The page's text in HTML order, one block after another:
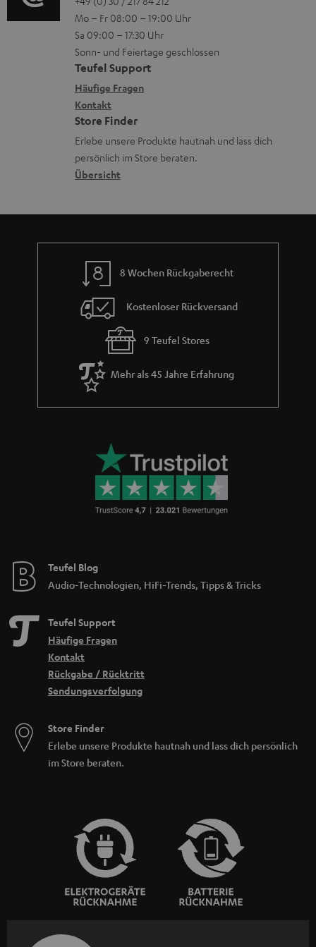
n
.
l
i
n
k
s
.
t
i
e
h
e
n
z
u
r
G
a
r
a
n
i
e
e
r
ä
t
e
R
ü
c
k
a
h
m
-
L
e
x
i
k
o
n
o
n
t
a
k
t
d
a
t
n
Mo – Fr 08:00 – 19:00 Uhr
Sa 09:00 – 17:30 Uhr
Sonn- und Feiertage geschlossen
Teufel Support
Häufige Fragen
Kontakt
Store Finder
Erlebe unsere Produkte hautnah und lass dich
persönlich im Store beraten.
Übersicht
8 Wochen Rückgaberecht
Kostenloser Rückversand
9 Teufel Stores
Mehr als 45 Jahre Erfahrung
Teufel Blog
Audio-Technologien, HiFi-Trends, Tipps & Tricks
Teufel Support
Häufige Fragen
Kontakt
Rückgabe / Rücktritt
Sendungsverfolgung
Store Finder
Erlebe unsere Produkte hautnah und lass dich persönlich
im Store beraten.